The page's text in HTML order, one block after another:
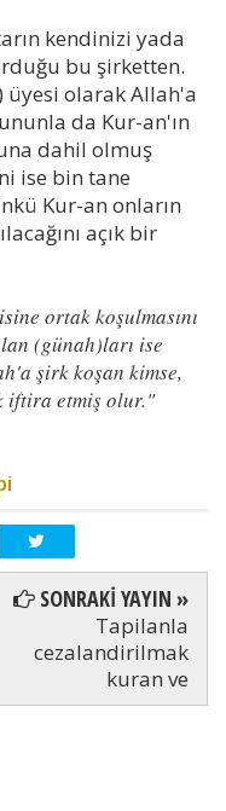
kendinizi yada
bu şirketten.
olarak Allah'a
da Kur-an'ın
dahil olmuş
ise bin tane
Kur-an onların
açık bir
ortak koşulmasını
(günah)ları ise
şirk koşan kimse,
iftira etmiş olur."
SONRAKİ YAYIN »
Tapilanla
cezalandirilmak
kuran ve